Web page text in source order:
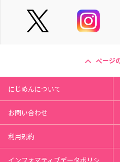
ページ
にじめんについて
お問い合わせ
利用規約
インフォマティブデータポリシ